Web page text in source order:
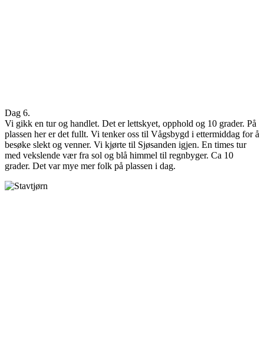
Dag 6.
Vi gikk en tur og handlet. Det er lettskyet, opphold og 10 grader. På
plassen her er det fullt. Vi tenker oss til Vågsbygd i ettermiddag for å
besøke slekt og venner. Vi kjørte til Sjøsanden igjen. En times tur
med vekslende vær fra sol og blå himmel til regnbyger. Ca 10
grader. Det var mye mer folk på plassen i dag.